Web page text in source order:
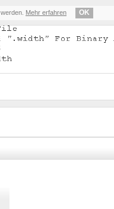
Mehr erfahren OK